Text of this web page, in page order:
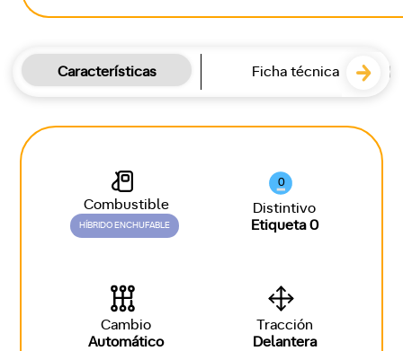
Características Ficha técnica
Combustible
HÍBRIDO ENCHUFABLE
0
Distintivo
Etiqueta 0
Cambio
Automático
Tracción
Delantera